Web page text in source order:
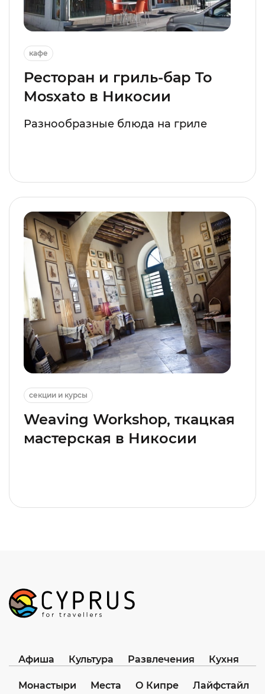
кафе
Ресторан и гриль-бар To
Mosxato в Никосии
Разнообразные блюда на гриле
секции и курсы
Weaving Workshop, ткацкая
мастерская в Никосии
Афиша Культура Развлечения Кухня
Монастыри Места О Кипре Лайфстайл